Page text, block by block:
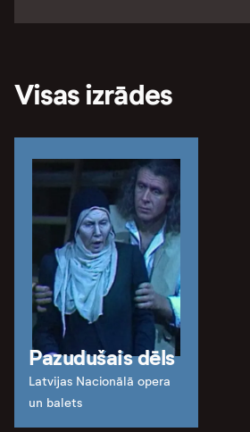
Visas izrādes
Pazudušais dēls
Latvijas Nacionālā opera
un balets